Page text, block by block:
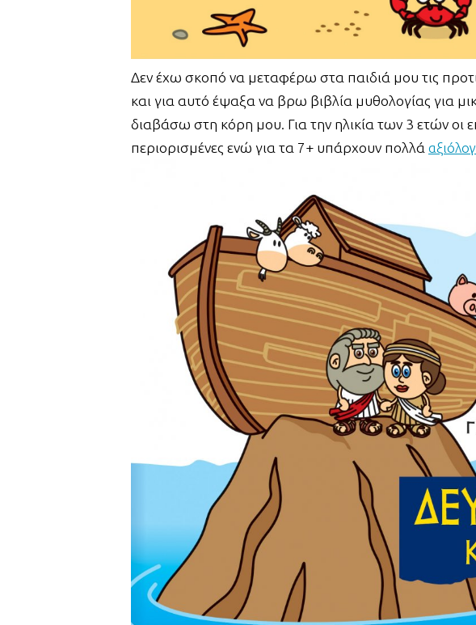
Δεν έχω σκοπό να μεταφέρω στα παιδιά μου τις
και για αυτό έψαξα να βρω βιβλία μυθολογίας για
διαβάσω στη κόρη μου. Για την ηλικία των 3 ετών οι
περιορισμένες ενώ για τα 7+ υπάρχουν πολλά